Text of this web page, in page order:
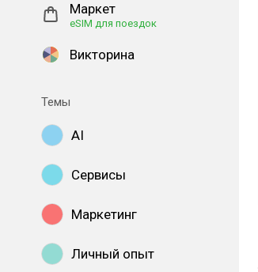
Маркет
eSIM для поездок
Викторина
Темы
AI
Сервисы
Маркетинг
Личный опыт